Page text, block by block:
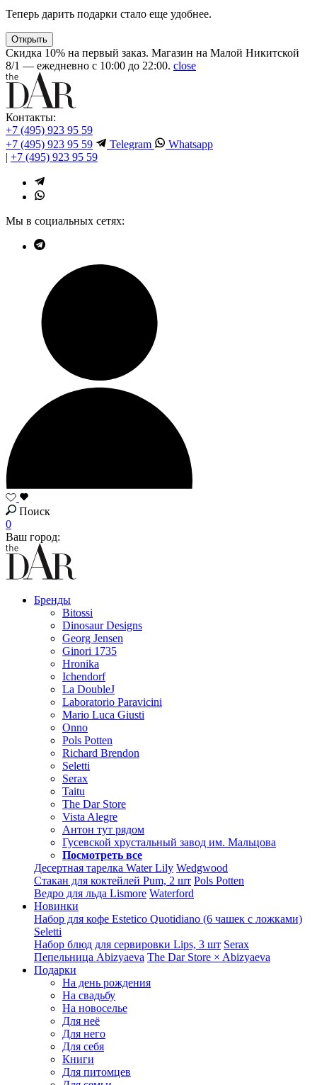
Теперь дарить подарки стало еще удобнее.
Открыть
Скидка 10% на первый заказ. Магазин на Малой Никитской
8/1 — ежедневно с 10:00 до 22:00. close
Контакты:
+7 (495) 923 95 59
+7 (495) 923 95 59
Telegram
Whatsapp
| +7 (495) 923 95 59
Мы в социальных сетях:
Поиск
0
Ваш город:
Бренды
Bitossi
Dinosaur Designs
Georg Jensen
Ginori 1735
Hronika
Ichendorf
La DoubleJ
Laboratorio Paravicini
Mario Luca Giusti
Onno
Pols Potten
Richard Brendon
Seletti
Serax
Taitu
The Dar Store
Vista Alegre
Антон тут рядом
Гусевской хрустальный завод им. Мальцова
Посмотреть все
Десертная тарелка Water Lily Wedgwood
Стакан для коктейлей Pum, 2 шт Pols Potten
Ведро для льда Lismore Waterford
Новинки
Набор для кофе Estetico Quotidiano (6 чашек с ложками)
Seletti
Набор блюд для сервировки Lips, 3 шт Serax
Пепельница Abizyaeva The Dar Store × Abizyaeva
Подарки
На день рождения
На свадьбу
На новоселье
Для неё
Для него
Для себя
Книги
Для питомцев